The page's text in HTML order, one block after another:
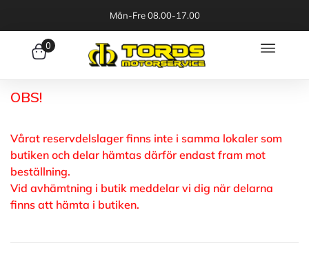
Mån-Fre 08.00-17.00
0
OBS!
Vårat reservdelslager finns inte i samma lokaler som
butiken och delar hämtas därför endast fram mot
beställning.
Vid avhämtning i butik meddelar vi dig när delarna
finns att hämta i butiken.